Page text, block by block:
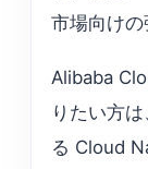
市場向けの
Alibaba
りたい方
る Cloud